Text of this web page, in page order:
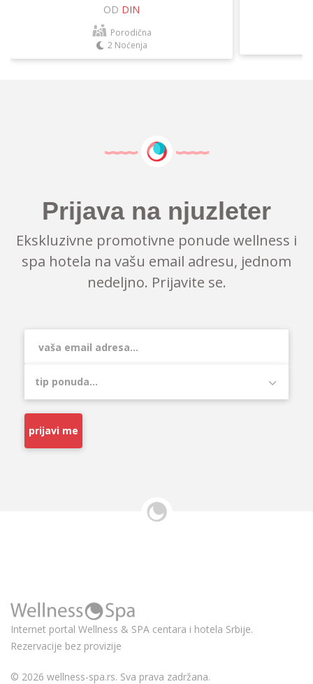
OD DIN
Porodična
2 Noćenja
Prijava na njuzleter
Ekskluzivne promotivne ponude wellness i
spa hotela na vašu email adresu, jednom
nedeljno. Prijavite se.
prijavi me
Internet portal Wellness & SPA centara i hotela Srbije.
Rezervacije bez provizije
© 2026 wellness-spa.rs. Sva prava zadržana.